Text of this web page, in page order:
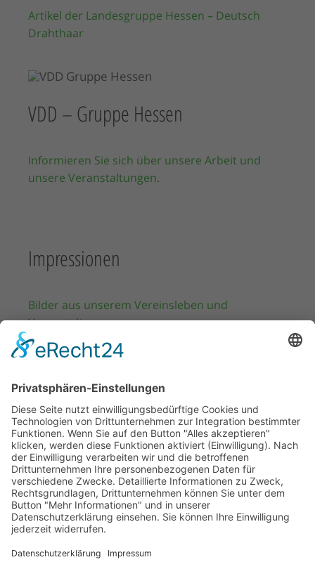
Artikel der Landesgruppe Hessen – Deutsch
Drahthaar
VDD – Gruppe Hessen
Informieren Sie sich über unsere Arbeit und
unsere Veranstaltungen.
Impressionen
Bilder aus unserem Vereinsleben und
Veranstaltungen.
WhatsApp Kanal
Abonnieren Sie unseren WhatsApp Kanal, so
bleiben Sie immer auf dem Laufenden.
IMPRESSUM